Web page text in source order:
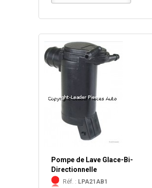
Pompe de Lave Glace-Bi-
Directionnelle
Réf. : LPA21AB1